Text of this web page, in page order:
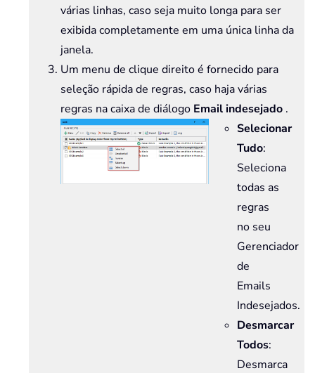
várias linhas, caso seja muito longa para ser
exibida completamente em uma única linha da
janela.
Um menu de clique direito é fornecido para
seleção rápida de regras, caso haja várias
regras na caixa de diálogo Email indesejado .
Selecionar
Tudo:
Seleciona
todas as
regras
no seu
Gerenciador
de
Emails
Indesejados.
Desmarcar
Todos:
Desmarca